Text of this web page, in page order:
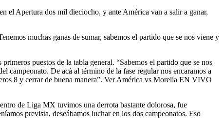
el Apertura dos mil dieciocho, y ante América van a salir a ganar,
muchas ganas de sumar, sabemos el partido que se nos viene y
puestos de la tabla general. “Sabemos el partido que se nos
campeonato. De acá al término de la fase regular nos encaramos a
8 y cerrar de buena manera”. Ver América vs Morelia EN VIVO
de Liga MX tuvimos una derrota bastante dolorosa, fue
prevista, deseábamos luchar en los dos campeonatos. Eso